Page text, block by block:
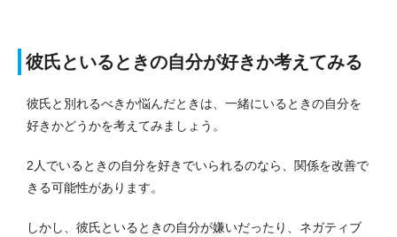
彼氏といるときの自分が好きか考えてみる
彼氏と別れるべきか悩んだときは、一緒にいるときの自分を
好きかどうかを考えてみましょう。
2人でいるときの自分を好きでいられるのなら、関係を改善で
きる可能性があります。
しかし、彼氏といるときの自分が嫌いだったり、ネガティブ